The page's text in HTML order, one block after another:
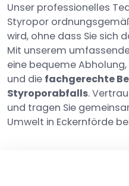
Unser professionelles
Styropor
wird, ohne dass Sie sich
Mit unserem
eine bequeme
und die fachgerechte
Styroporabfalls.
und tragen Sie
Umwelt in Eckernförde